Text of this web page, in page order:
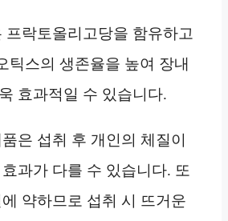
프락토올리고당을 함유하고
틱스의 생존율을 높여 장내
효과적일 수 있습니다.
은 섭취 후 개인의 체질이
과가 다를 수 있습니다. 또
약하므로 섭취 시 뜨거운